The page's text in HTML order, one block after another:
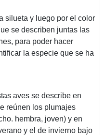
silueta y luego por el color
se describen juntas las
para poder hacer
la especie que se ha
aves se describe en
reúnen los plumajes
hembra, joven) y en
y el de invierno bajo